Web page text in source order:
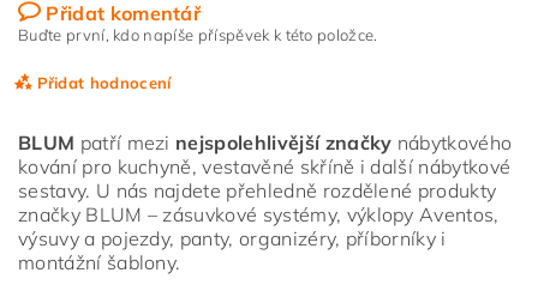
Přidat komentář
Buďte první, kdo napíše příspěvek k této položce.
Přidat hodnocení
BLUM patří mezi nejspolehlivější značky nábytkového
kování pro kuchyně, vestavěné skříně i další nábytkové
sestavy. U nás najdete přehledně rozdělené produkty
značky BLUM – zásuvkové systémy, výklopy Aventos,
výsuvy a pojezdy, panty, organizéry, příborníky i
montážní šablony.